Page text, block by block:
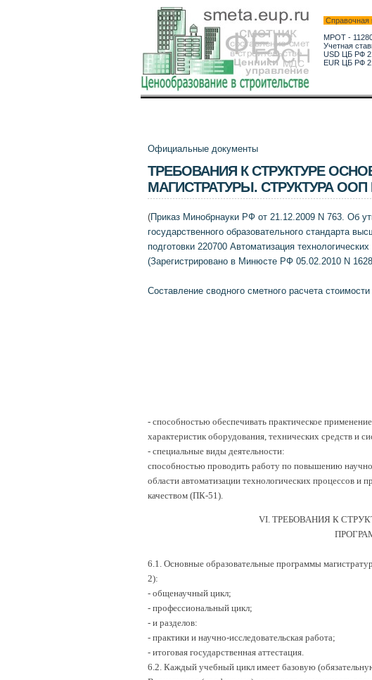
Справочная
МРОТ -
Учетная
USD ЦБ РФ
EUR ЦБ РФ
Официальные документы
ТРЕБОВАНИЯ К СТРУКТУРЕ
МАГИСТРАТУРЫ. СТРУКТУРА
(Приказ Минобрнауки РФ от 21.12.2009 N 763. Об
государственного образовательного стандарта
подготовки 220700 Автоматизация
(Зарегистрировано в Минюсте РФ 05.02.2010 N
Составление сводного сметного расчета стоимости
- способностью обеспечивать практическое
характеристик оборудования, технических средств и
- специальные виды деятельности:
способностью проводить работу по повышению
области автоматизации технологических процессов и
качеством (ПК-51).
VI. ТРЕБОВАНИЯ К
6.1. Основные образовательные программы
2):
- общенаучный цикл;
- профессиональный цикл;
- и разделов:
- практики и научно-исследовательская работа;
- итоговая государственная аттестация.
6.2. Каждый учебный цикл имеет базовую